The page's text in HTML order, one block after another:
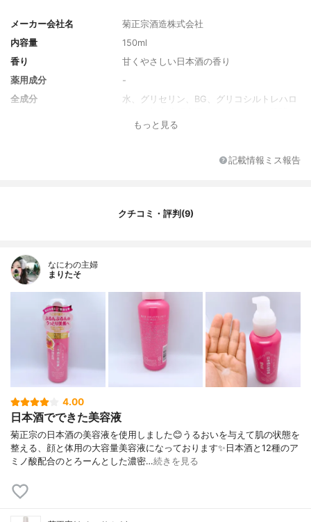
メーカー会社名
菊正宗酒造株式会社
内容量
150ml
香り
甘くやさしい日本酒の香り
薬用成分
-
全成分
水、グリセリン、BG、グリコシルトレハロ
液、グルタミン酸、アルギニン、グリシ
チジン、アラニン、フェニルアラニン、セ
リチルリチン酸2K、ベタイン、スクワラ
a、ポリソルベート20、ポリソルベート6
0、PEG-60水添ヒマシ油、カルボマー、キ
サンタンガム、（アクリレーツ/アクリル酸
アルキル（C10-30））クロスポリマー、
（アクリル酸ヒドロキシエチル/アクリロイ
ルジメチルタウリンNa）コポリマー、EDT
A-2Na、水酸化K、エチルヘキシルグリセリ
ン、カプリル酸グリセリル、フェノキシエ
もっと見る
記載情報ミス報告
クチコミ・評判(9)
なにわの主婦
まりたそ
4.00
日本酒でできた美容液
菊正宗の日本酒の美容液を使用しました😊うるおいを与えて肌の状態を
整える、顔と体用の大容量美容液になっております✨日本酒と12種のア
ミノ酸配合のとろーんとした濃密…続きを見る